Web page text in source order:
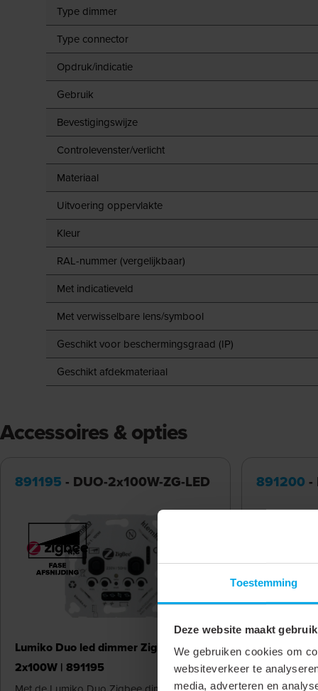
Toestemming
Deze website maakt
We gebruiken cookies om
websiteverkeer te
media, adverteren en
Type dimmer
Type connector
Opdruk/indicatie
Gebruik
Bevestigingswijze
Controlevenster/verlicht
Materiaal
Uitvoering oppervlakte
Kleur
RAL-nummer (vergelijkbaar)
Met indicatieveld
Met verwisselbare lens/symbool
Geschikt voor beschermingsgraad (IP)
Geschikt afdekmateriaal
Accessoires & opties
891195 - DUO-2x100W-ZG-LED
Lumiko Duo led dimmer Zigbee
2x100W | 891195
891200 -
Lumiko
aan- of
bediening |